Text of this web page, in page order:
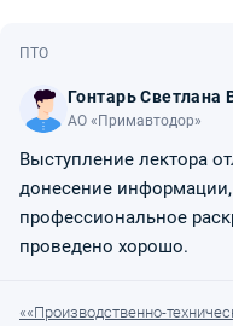
ПТО
Гонтарь Светлана
АО «Примавтодор»
Выступление лектора
донесение информации,
профессиональное
проведено хорошо.
««Производственно-